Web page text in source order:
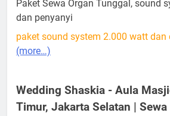
Paket Sewa Organ Tunggal, sound
dan penyanyi
paket sound system 2.000 watt dan
(more…)
Wedding Shaskia - Aula
Timur, Jakarta Selatan | Sewa